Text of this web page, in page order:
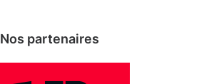
Nos partenaires